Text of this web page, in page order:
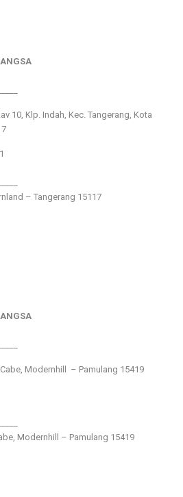
10, Klp. Indah, Kec. Tangerang, Kota
– Tangerang 15117
Modernhill – Pamulang 15419
Modernhill – Pamulang 15419